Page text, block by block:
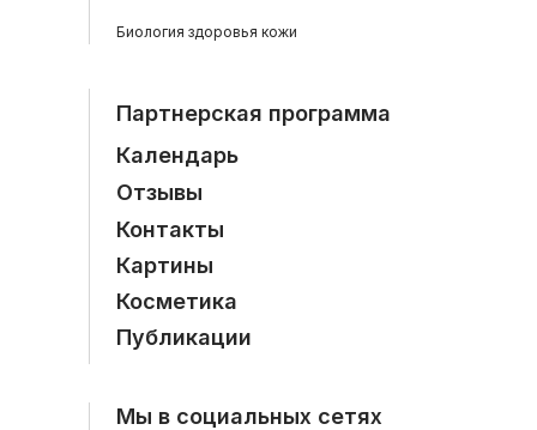
Партнерская программа
Календарь
Отзывы
Контакты
Мы в социальных сетях
Косметика
Публикации
Картины
Биология здоровья кожи